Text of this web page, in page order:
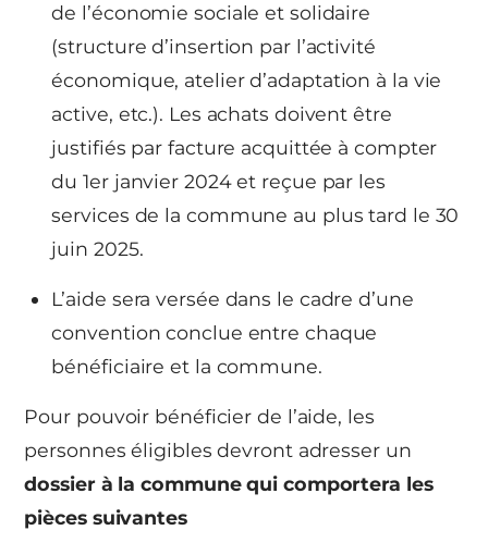
de l’économie sociale et solidaire
(structure d’insertion par l’activité
économique, atelier d’adaptation à la vie
active, etc.). Les achats doivent être
justifiés par facture acquittée à compter
du 1er janvier 2024 et reçue par les
services de la commune au plus tard le 30
juin 2025.
L’aide sera versée dans le cadre d’une
convention conclue entre chaque
bénéficiaire et la commune.
Pour pouvoir bénéficier de l’aide, les
personnes éligibles devront adresser un
dossier à la commune qui comportera les
pièces suivantes